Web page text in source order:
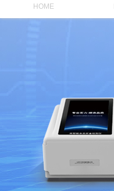
HOME